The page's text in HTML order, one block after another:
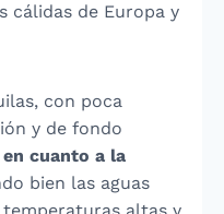
cálidas de Europa y
con poca
y de fondo
cuanto a la
bien las aguas